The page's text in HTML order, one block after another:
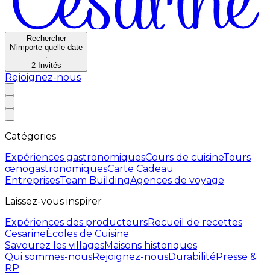
Rechercher
N'importe quelle date
·
2 Invités
Rejoignez-nous
Catégories
Expériences gastronomiquesCours de cuisineTours
œnogastronomiquesCarte Cadeau
EntreprisesTeam BuildingAgences de voyage
Laissez-vous inspirer
Expériences des producteursRecueil de recettes
CesarineÈcoles de Cuisine
Savourez les villagesMaisons historiques
Qui sommes-nousRejoignez-nousDurabilitéPresse &
RP